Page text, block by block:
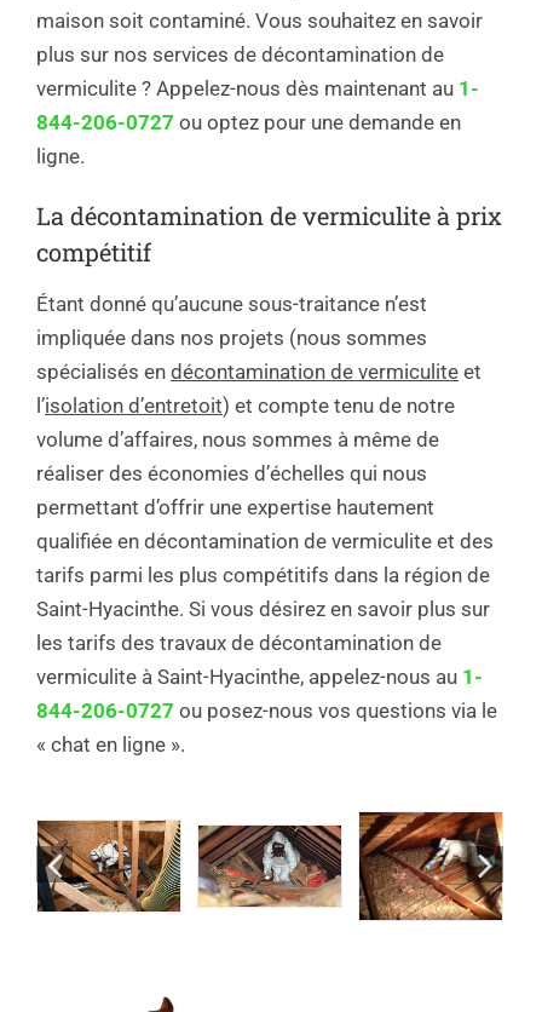
maison soit contaminé. Vous souhaitez en savoir
plus sur nos services de décontamination de
vermiculite ? Appelez-nous dès maintenant au 1-
844-206-0727 ou optez pour une demande en
ligne.
La décontamination de vermiculite à prix
compétitif
Étant donné qu’aucune sous-traitance n’est
impliquée dans nos projets (nous sommes
spécialisés en décontamination de vermiculite et
l’isolation d’entretoit) et compte tenu de notre
volume d’affaires, nous sommes à même de
réaliser des économies d’échelles qui nous
permettant d’offrir une expertise hautement
qualifiée en décontamination de vermiculite et des
tarifs parmi les plus compétitifs dans la région de
Saint-Hyacinthe. Si vous désirez en savoir plus sur
les tarifs des travaux de décontamination de
vermiculite à Saint-Hyacinthe, appelez-nous au 1-
844-206-0727 ou posez-nous vos questions via le
« chat en ligne ».